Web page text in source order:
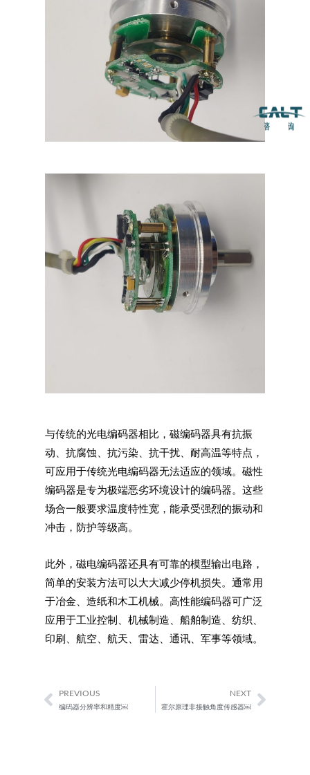
与传统的光电编码器相比，磁编码器具有抗振
动、抗腐蚀、抗污染、抗干扰、耐高温等特点，
可应用于传统光电编码器无法适应的领域。磁性
编码器是专为极端恶劣环境设计的编码器。这些
场合一般要求温度特性宽，能承受强烈的振动和
冲击，防护等级高。
此外，磁电编码器还具有可靠的模型输出电路，
简单的安装方法可以大大减少停机损失。通常用
于冶金、造纸和木工机械。高性能编码器可广泛
应用于工业控制、机械制造、船舶制造、纺织、
印刷、航空、航天、雷达、通讯、军事等领域。
Prev
PREVIOUS
编码器分辨率和精度￼
NEXT
霍尔原理非接触角度传感器￼Next